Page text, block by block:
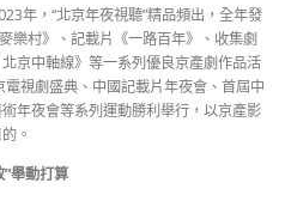
年，“北京年夜視聽”精品頻出，全年發
樂村》、記載片《一路百年》、收集劇
京中軸線》等一系列優良京產劇作品活
視劇盛典、中國記載片年夜會、首屆中
年夜會等系列運動勝利舉行，以京產影
。
”舉動打算